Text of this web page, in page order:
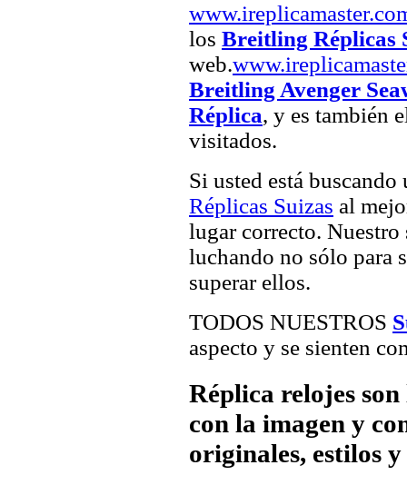
los Breitling Réplicas
web.
Breitling Avenger
Réplica, y es también
visitados.
Si usted está
Réplicas Suizas al
lugar correcto. Nuestro
luchando no sólo para
superar ellos.
TODOS NUESTROS
aspecto y se sienten
Réplica relojes
con la imagen y
originales, estilos